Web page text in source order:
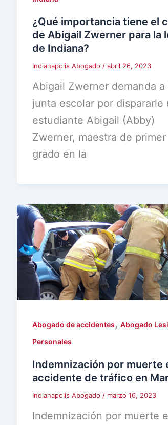
¿Qué importancia tiene el
de Abigail Zwerner para la
de Indiana?
Indianapolis Abogado / abril 26, 2023
Abigail Zwerner demanda a
junta escolar por dispararle
estudiante Abigail (Abby)
Zwerner, maestra de primer
grado en la
Abogado de accidentes, Abogado
Personales
Indemnización por muerte
accidente de tráfico en
Indianapolis Abogado / marzo 16, 2023
Indemnización por muerte